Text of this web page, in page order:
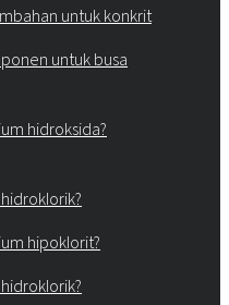
untuk konkrit
untuk busa
hidroksida?
hipoklorit?